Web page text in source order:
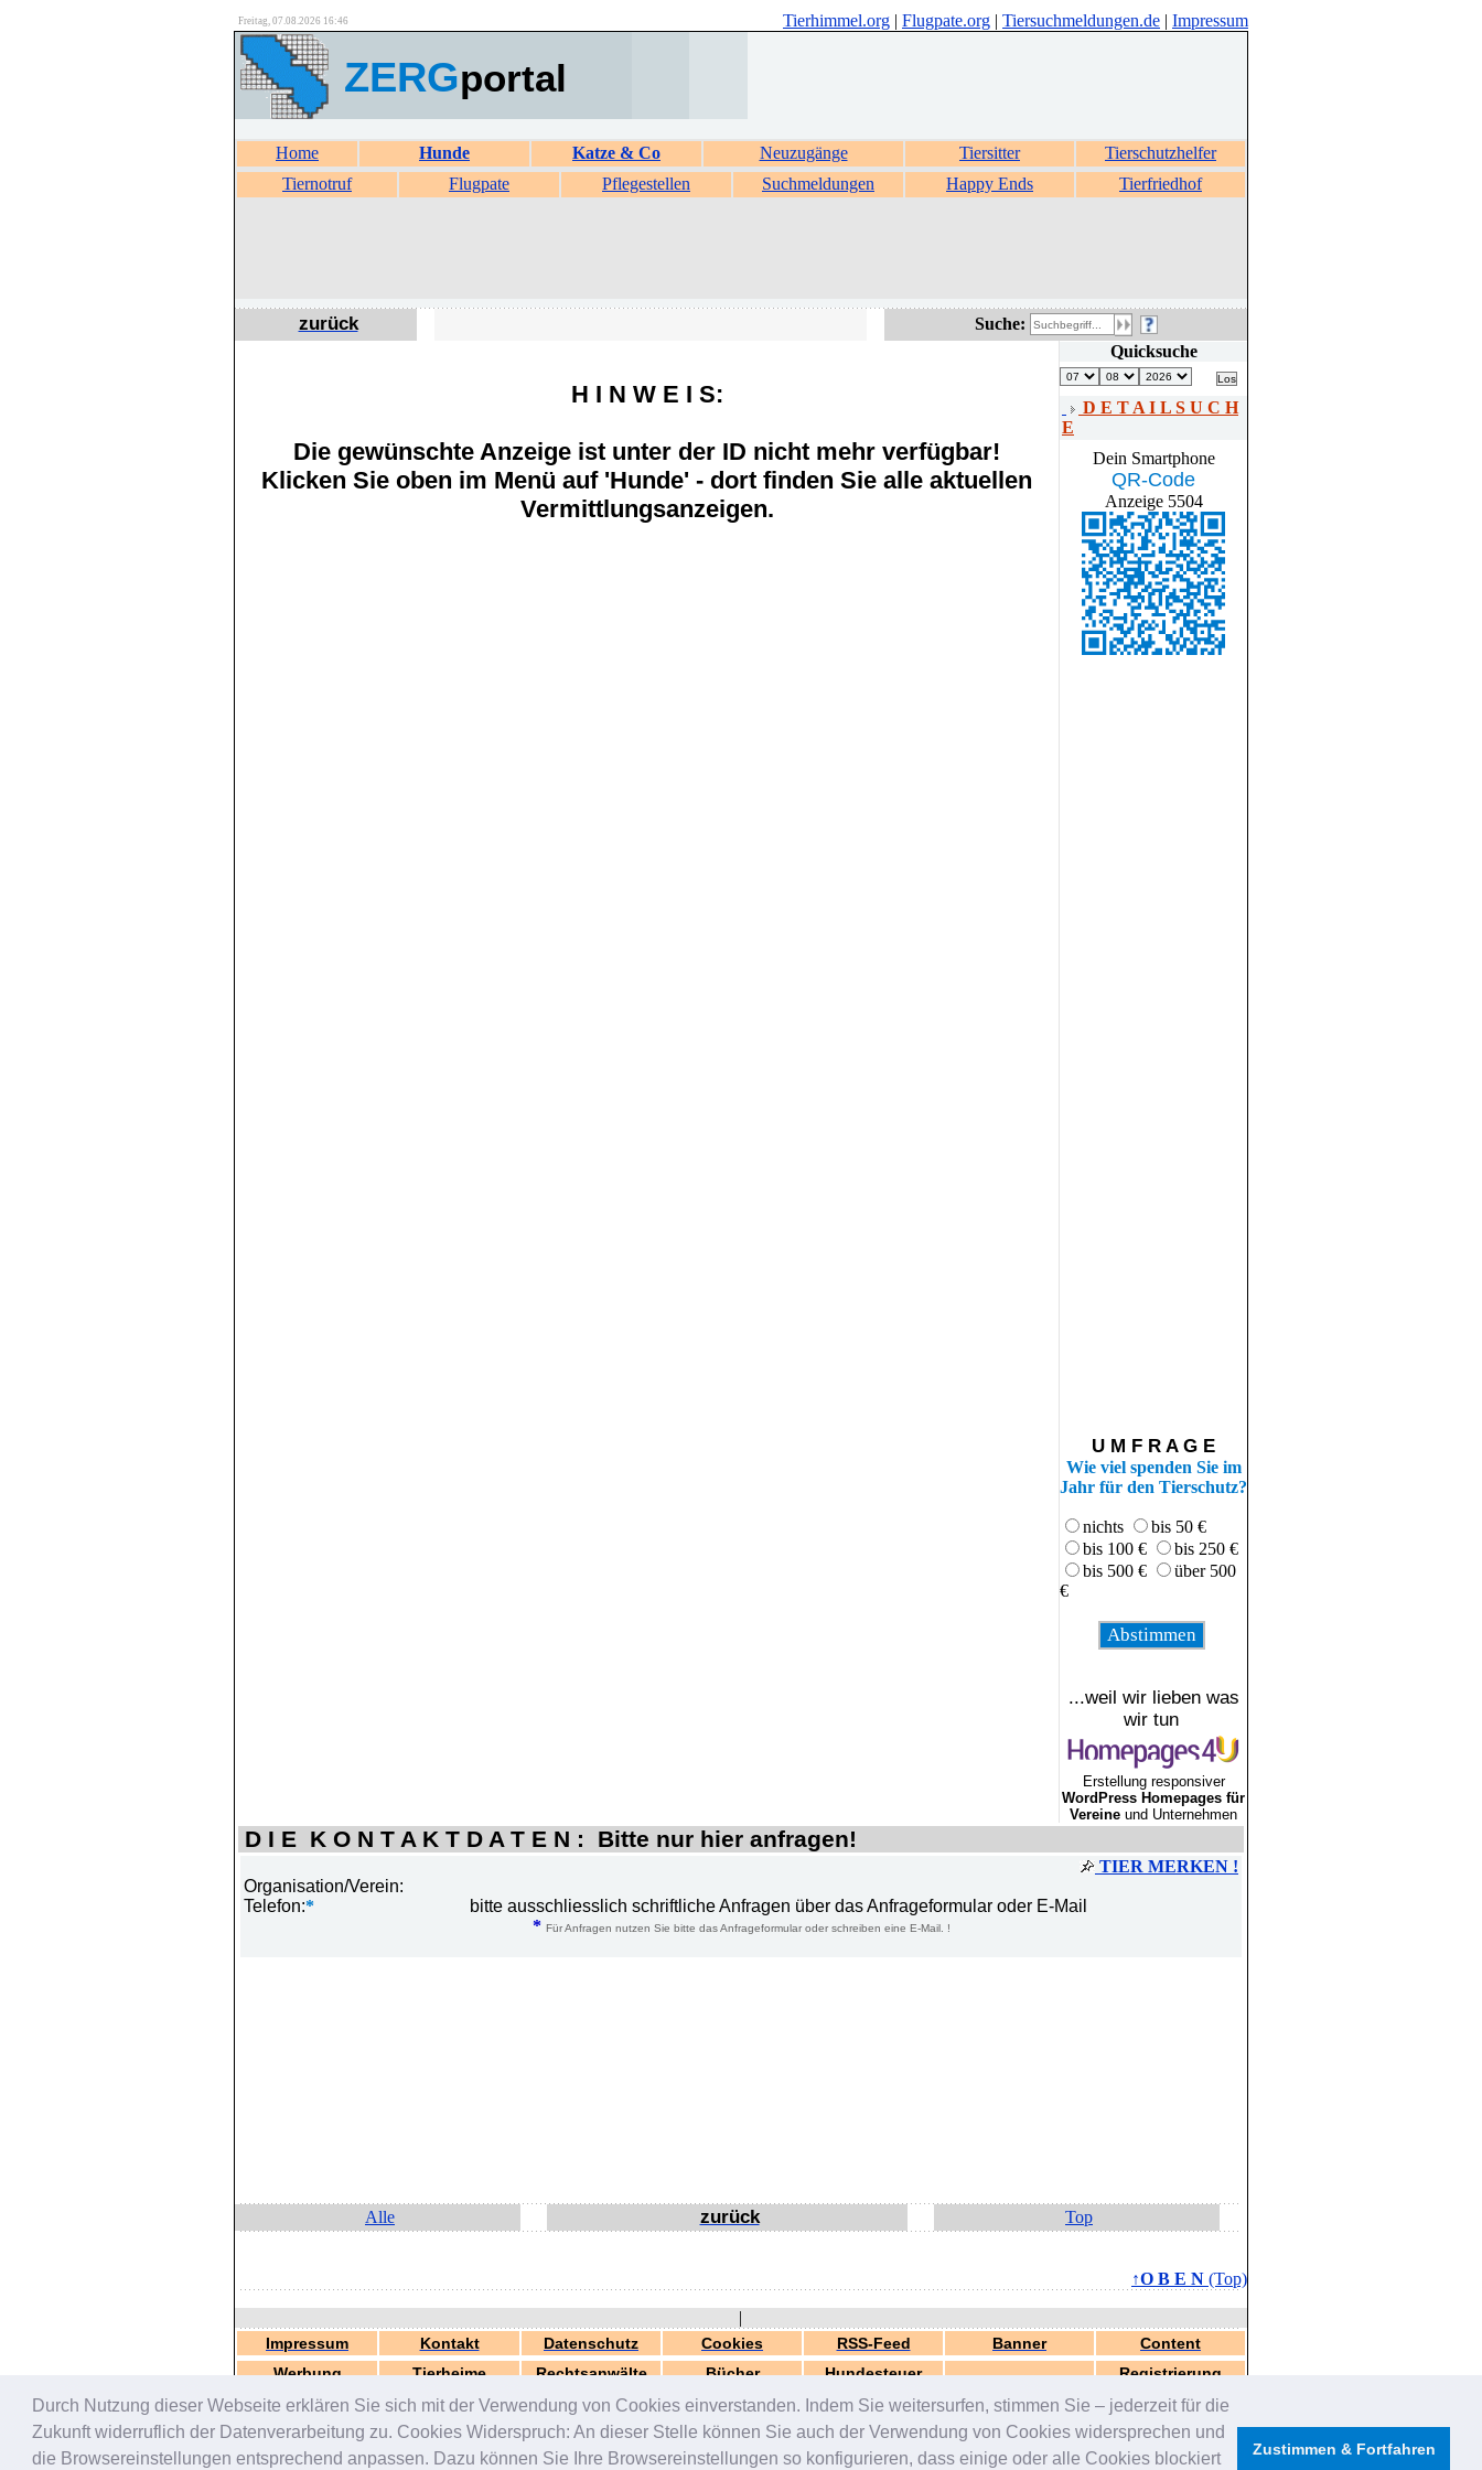
Durch Nutzung dieser Webseite erklären Sie sich mit der Verwendung von Cookies einverstanden. Indem Sie weitersurfen, stimmen Sie – jederzeit für die
Zukunft widerruflich der Datenverarbeitung zu. Cookies Widerspruch: An dieser Stelle können Sie auch der Verwendung von Cookies widersprechen und
die Browsereinstellungen entsprechend anpassen. Dazu können Sie Ihre Browsereinstellungen so konfigurieren, dass einige oder alle Cookies blockiert
Zustimmen & Fortfahren
Freitag, 07.08.2026 16:46 Tierhimmel.org | Flugpate.org | Tiersuchmeldungen.de | Impressum
ZERGportal
Home Hunde Katze & Co Neuzugänge Tiersitter
Tierschutzhelfer
Tiernotruf
Flugpate Pflegestellen Suchmeldungen Happy Ends Tierfriedhof
zurück Suche:
H I N W E I S:
Die gewünschte Anzeige ist unter der ID nicht mehr verfügbar!
Klicken Sie oben im Menü auf 'Hunde' - dort finden Sie alle aktuellen
Vermittlungsanzeigen.
Quicksuche
D E T A I L S U C H
E
Dein Smartphone
QR-Code
Anzeige 5504
U M F R A G E
Wie viel spenden Sie im
Jahr für den Tierschutz?
nichts
bis 50 €
bis 100 €
bis 250 €
bis 500 €
über 500
€
...weil wir lieben was
wir tun
Erstellung responsiver
WordPress Homepages für
Vereine und Unternehmen
D I E K O N T A K T D A T E N : Bitte nur hier anfragen!
TIER MERKEN !
Organisation/Verein:
Telefon:*
bitte ausschliesslich schriftliche Anfragen über das Anfrageformular oder E-Mail
* Für Anfragen nutzen Sie bitte das Anfrageformular oder schreiben eine E-Mail. !
Alle zurück Top
↑O B E N (Top)
|
Impressum Kontakt Datenschutz Cookies RSS-Feed Banner
Content
Werbung
Tierheime Rechtsanwälte Bücher Hundesteuer Registrierung
generiert in 0.04 Sek.
© 2000-2026 by
ZERGportal